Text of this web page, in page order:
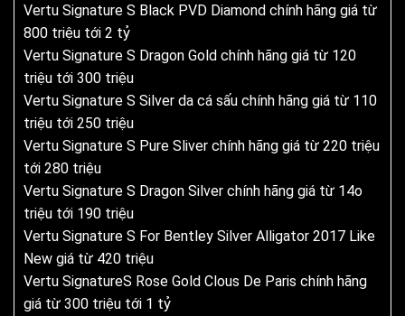
Vertu Signature S Black PVD Diamond chính hãng giá từ
800 triệu tới 2 tỷ
Vertu Signature S Dragon Gold chính hãng giá từ 120
triệu tới 300 triệu
Vertu Signature S Silver da cá sấu chính hãng giá từ 110
triệu tới 250 triệu
Vertu Signature S Pure Sliver chính hãng giá từ 220 triệu
tới 280 triệu
Vertu Signature S Dragon Silver chính hãng giá từ 14o
triệu tới 190 triệu
Vertu Signature S For Bentley Silver Alligator 2017 Like
New giá từ 420 triệu
Vertu SignatureS Rose Gold Clous De Paris chính hãng
giá từ 300 triệu tới 1 tỷ